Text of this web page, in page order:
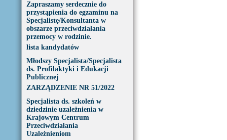
Zapraszamy serdecznie do
przystąpienia do egzaminu na
Specjalistę/Konsultanta w
obszarze przeciwdziałania
przemocy w rodzinie.
lista kandydatów
Młodszy Specjalista/Specjalista
ds. Profilaktyki i Edukacji
Publicznej
ZARZĄDZENIE NR 51/2022
Specjalista ds. szkoleń w
dziedzinie uzależnienia w
Krajowym Centrum
Przeciwdziałania
Uzależnieniom